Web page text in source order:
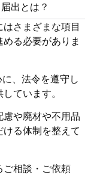
出とは？
さまざまな項目
る必要がありま
、法令を遵守し
ています。
や廃材や不用品
る体制を整えて
ご相談・ご依頼